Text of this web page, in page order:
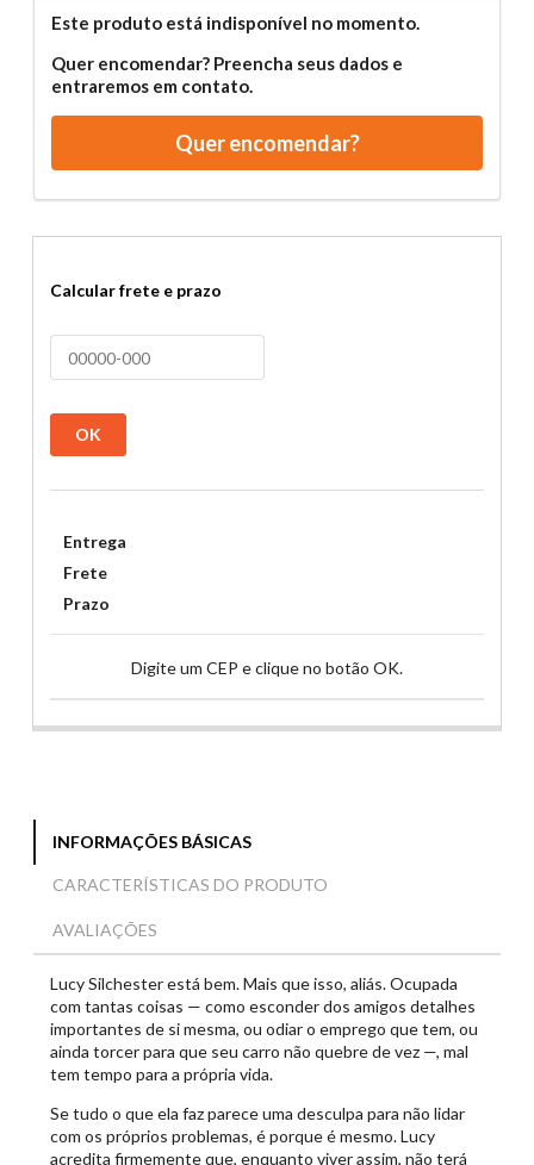
Este produto está indisponível no momento.
Quer encomendar? Preencha seus dados e
entraremos em contato.
Quer encomendar?
Calcular frete e prazo
OK
Entrega
Frete
Prazo
Digite um CEP e clique no botão OK.
INFORMAÇÕES BÁSICAS
CARACTERÍSTICAS DO PRODUTO
AVALIAÇÕES
Lucy Silchester está bem. Mais que isso, aliás. Ocupada
com tantas coisas — como esconder dos amigos detalhes
importantes de si mesma, ou odiar o emprego que tem, ou
ainda torcer para que seu carro não quebre de vez —, mal
tem tempo para a própria vida.
Se tudo o que ela faz parece uma desculpa para não lidar
com os próprios problemas, é porque é mesmo. Lucy
acredita firmemente que, enquanto viver assim, não terá